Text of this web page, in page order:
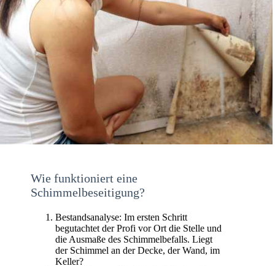
Wie funktioniert eine
Schimmelbeseitigung?
Bestandsanalyse: Im ersten Schritt
begutachtet der Profi vor Ort die Stelle und
die Ausmaße des Schimmelbefalls. Liegt
der Schimmel an der Decke, der Wand, im
Keller?